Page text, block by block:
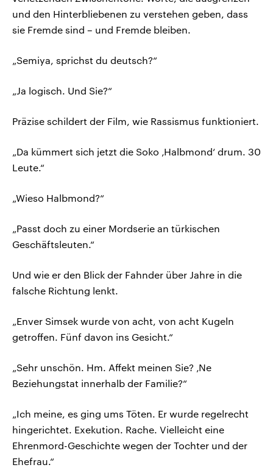
und den Hinterbliebenen zu verstehen geben, dass
sie Fremde sind – und Fremde bleiben.
„Semiya, sprichst du deutsch?“
„Ja logisch. Und Sie?“
Präzise schildert der Film, wie Rassismus funktioniert.
„Da kümmert sich jetzt die Soko ‚Halbmond‘ drum. 30
Leute.“
„Wieso Halbmond?“
„Passt doch zu einer Mordserie an türkischen
Geschäftsleuten.“
Und wie er den Blick der Fahnder über Jahre in die
falsche Richtung lenkt.
„Enver Simsek wurde von acht, von acht Kugeln
getroffen. Fünf davon ins Gesicht.“
„Sehr unschön. Hm. Affekt meinen Sie? ‚Ne
Beziehungstat innerhalb der Familie?“
„Ich meine, es ging ums Töten. Er wurde regelrecht
hingerichtet. Exekution. Rache. Vielleicht eine
Ehrenmord-Geschichte wegen der Tochter und der
Ehefrau.“